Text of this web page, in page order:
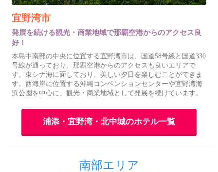
宜野湾市
発展を続ける観光・商業地域で那覇空港からのアクセス良
好！
本島中南部の中央に位置する宜野湾市は、国道58号線と国道330
号線が通っており、那覇空港からのアクセスも良いエリアで
す。東シナ海に面しており、美しい夕日を楽しむことができま
す。西海岸に位置する沖縄コンベンションセンターや宜野湾海
浜公園を中心に、観光・商業地域として発展を続けています。
浦添・宜野湾・北中城のホテル一覧
南部エリア